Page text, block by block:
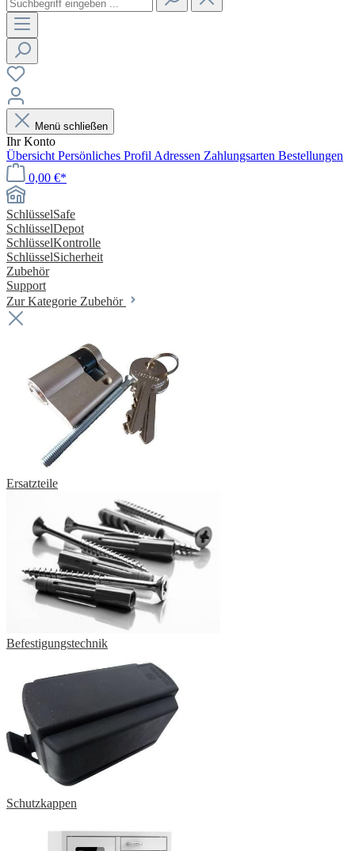
Menü schließen
Ihr Konto
Übersicht Persönliches Profil Adressen Zahlungsarten Bestellungen
0,00 €*
SchlüsselSafe
SchlüsselDepot
SchlüsselKontrolle
SchlüsselSicherheit
Zubehör
Support
Zur Kategorie Zubehör
Ersatzteile
Befestigungstechnik
Schutzkappen